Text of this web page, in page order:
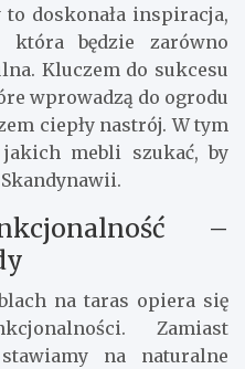
doskonała inspiracja,
która będzie zarówno
Kluczem do sukcesu
wprowadzą do ogrodu
ciepły nastrój. W tym
mebli szukać, by
–
na taras opiera się
Zamiast
na naturalne